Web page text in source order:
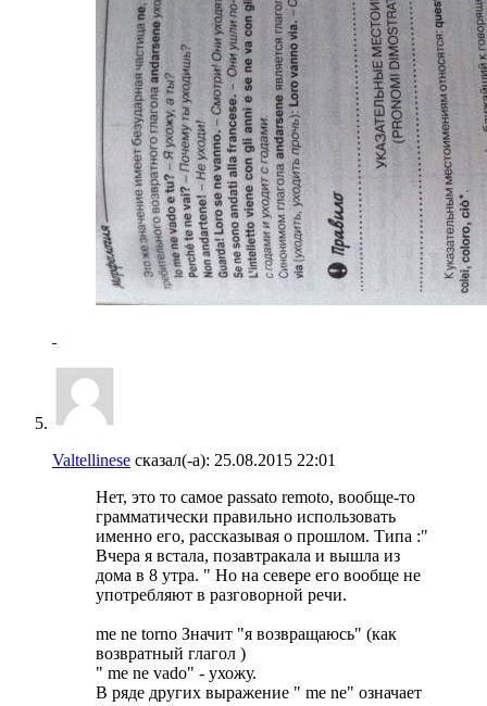
Valtellinese сказал(-а): 25.08.2015 22:01
Нет, это то самое passato remoto, вообще-то
грамматически правильно использовать
именно его, рассказывая о прошлом. Типа :"
Вчера я встала, позавтракала и вышла из
дома в 8 утра. " Но на севере его вообще не
употребляют в разговорной речи.
me ne torno Значит "я возвращаюсь" (как
возвратный глагол )
" me ne vado" - ухожу.
В ряде других выражение " me ne" означает